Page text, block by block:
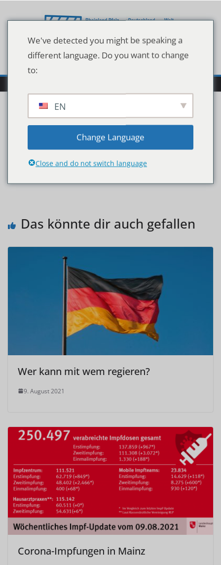
Inhalt
46643427
Das könnte dir auch gefallen
Wer kann mit wem regieren?
9. August 2021
Corona-Impfungen in Mainz
We've detected you might be speaking a
different language. Do you want to change
to:
EN
Change Language
Close and do not switch language